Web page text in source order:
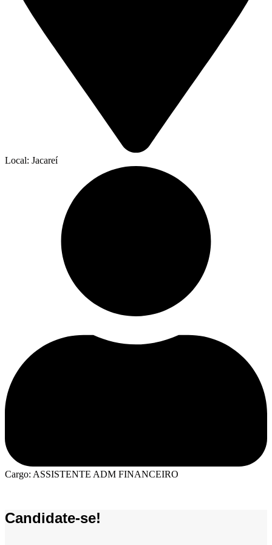
Local: Jacareí
Cargo: ASSISTENTE ADM FINANCEIRO
Candidate-se!